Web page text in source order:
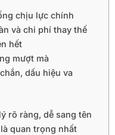
chịu lực chính
và chi phí thay thế
hết
mượt mà
dấu hiệu va
rõ ràng, dễ sang tên
quan trọng nhất